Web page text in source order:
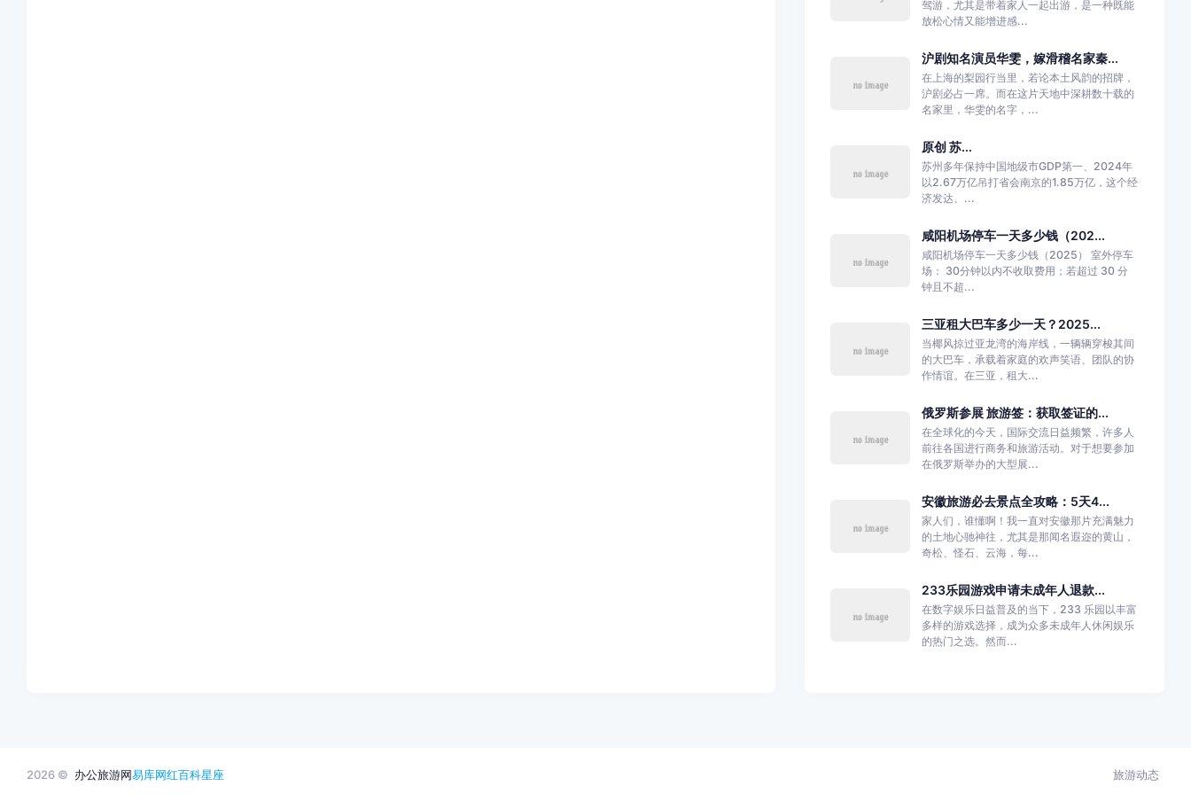
驾游，尤其是带着家人一起出游，是一种既能
放松心情又能增进感...
沪剧知名演员华雯，嫁滑稽名家秦...
在上海的梨园行当里，若论本土风韵的招牌，
沪剧必占一席。而在这片天地中深耕数十载的
名家里，华雯的名字，...
原创 苏...
苏州多年保持中国地级市GDP第一、2024年
以2.67万亿吊打省会南京的1.85万亿，这个经
济发达、...
咸阳机场停车一天多少钱（202...
咸阳机场停车一天多少钱（2025） 室外停车
场： 30分钟以内不收取费用；若超过 30 分
钟且不超...
三亚租大巴车多少一天？2025...
当椰风掠过亚龙湾的海岸线，一辆辆穿梭其间
的大巴车，承载着家庭的欢声笑语、团队的协
作情谊。在三亚，租大...
俄罗斯参展 旅游签：获取签证的...
在全球化的今天，国际交流日益频繁，许多人
前往各国进行商务和旅游活动。对于想要参加
在俄罗斯举办的大型展...
安徽旅游必去景点全攻略：5天4...
家人们，谁懂啊！我一直对安徽那片充满魅力
的土地心驰神往，尤其是那闻名遐迩的黄山，
奇松、怪石、云海，每...
233乐园游戏申请未成年人退款...
在数字娱乐日益普及的当下，233 乐园以丰富
多样的游戏选择，成为众多未成年人休闲娱乐
的热门之选。然而...
2026 © 办公旅游网易库网红百科星座 旅游动态